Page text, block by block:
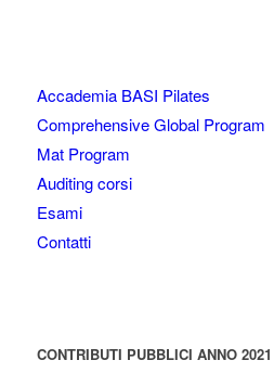
Accademia BASI Pilates
Comprehensive Global Program
Mat Program
Auditing corsi
Esami
Contatti
CONTRIBUTI PUBBLICI ANNO 2021